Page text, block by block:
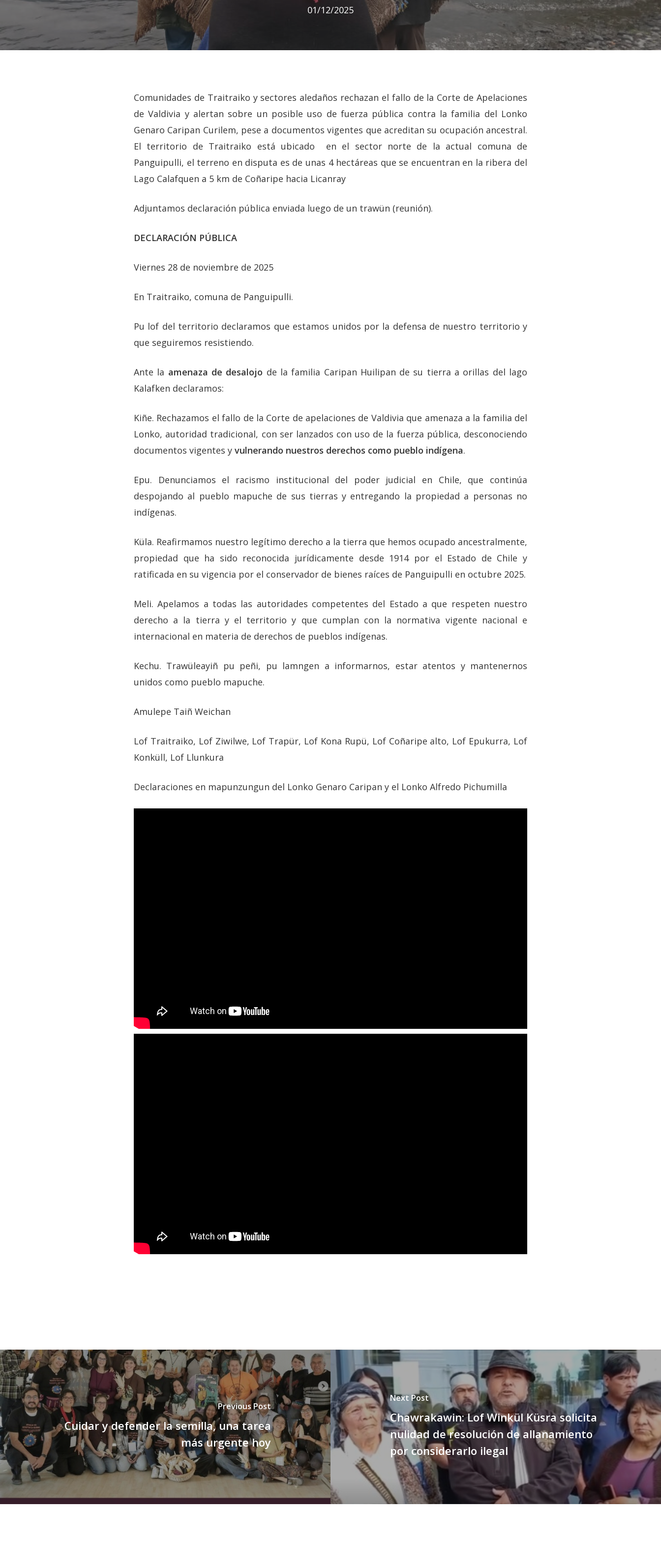
01/12/2025
Comunidades de Traitraiko y sectores aledaños rechazan el fallo de la Corte de Apelaciones
de Valdivia y alertan sobre un posible uso de fuerza pública contra la familia del Lonko
Genaro Caripan Curilem, pese a documentos vigentes que acreditan su ocupación ancestral.
El territorio de Traitraiko está ubicado en el sector norte de la actual comuna de
Panguipulli, el terreno en disputa es de unas 4 hectáreas que se encuentran en la ribera del
Lago Calafquen a 5 km de Coñaripe hacia Licanray
Adjuntamos declaración pública enviada luego de un trawün (reunión).
DECLARACIÓN PÚBLICA
Viernes 28 de noviembre de 2025
En Traitraiko, comuna de Panguipulli.
Pu lof del territorio declaramos que estamos unidos por la defensa de nuestro territorio y
que seguiremos resistiendo.
Ante la amenaza de desalojo de la familia Caripan Huilipan de su tierra a orillas del lago
Kalafken declaramos:
Kiñe. Rechazamos el fallo de la Corte de apelaciones de Valdivia que amenaza a la familia del
Lonko, autoridad tradicional, con ser lanzados con uso de la fuerza pública, desconociendo
documentos vigentes y vulnerando nuestros derechos como pueblo indígena.
Epu. Denunciamos el racismo institucional del poder judicial en Chile, que continúa
despojando al pueblo mapuche de sus tierras y entregando la propiedad a personas no
indígenas.
Küla. Reafirmamos nuestro legítimo derecho a la tierra que hemos ocupado ancestralmente,
propiedad que ha sido reconocida jurídicamente desde 1914 por el Estado de Chile y
ratificada en su vigencia por el conservador de bienes raíces de Panguipulli en octubre 2025.
Meli. Apelamos a todas las autoridades competentes del Estado a que respeten nuestro
derecho a la tierra y el territorio y que cumplan con la normativa vigente nacional e
internacional en materia de derechos de pueblos indígenas.
Kechu. Trawüleayiñ pu peñi, pu lamngen a informarnos, estar atentos y mantenernos
unidos como pueblo mapuche.
Amulepe Taiñ Weichan
Lof Traitraiko, Lof Ziwilwe, Lof Trapür, Lof Kona Rupü, Lof Coñaripe alto, Lof Epukurra, Lof
Konküll, Lof Llunkura
Declaraciones en mapunzungun del Lonko Genaro Caripan y el Lonko Alfredo Pichumilla
Previous Post
Cuidar y defender la semilla, una tarea
más urgente hoy
Next Post
Chawrakawin: Lof Winkül Küsra solicita
nulidad de resolución de allanamiento
por considerarlo ilegal